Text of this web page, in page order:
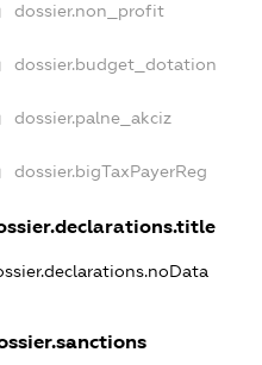
dossier.non_profit
dossier.budget_dotation
dossier.palne_akciz
dossier.bigTaxPayerReg